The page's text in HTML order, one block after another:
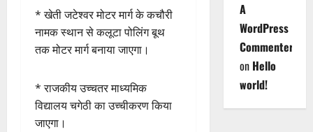
* खेती जटेश्वर मोटर मार्ग के कचौरी
नामक स्थान से कलूटा पोलिंग बूथ
तक मोटर मार्ग बनाया जाएगा।
* राजकीय उच्चतर माध्यमिक
विद्यालय चगेठी का उच्चीकरण किया
जाएगा।
A
WordPress
Commenter
on Hello
world!